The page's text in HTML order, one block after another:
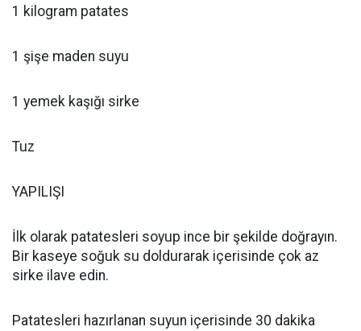
1 kilogram patates
1 şişe maden suyu
1 yemek kaşığı sirke
Tuz
YAPILIŞI
İlk olarak patatesleri soyup ince bir şekilde doğrayın.
Bir kaseye soğuk su doldurarak içerisinde çok az
sirke ilave edin.
Patatesleri hazırlanan suyun içerisinde 30 dakika